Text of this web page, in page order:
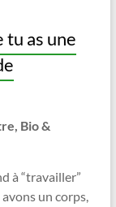
tu as une
Bio &
à “travailler”
un corps,